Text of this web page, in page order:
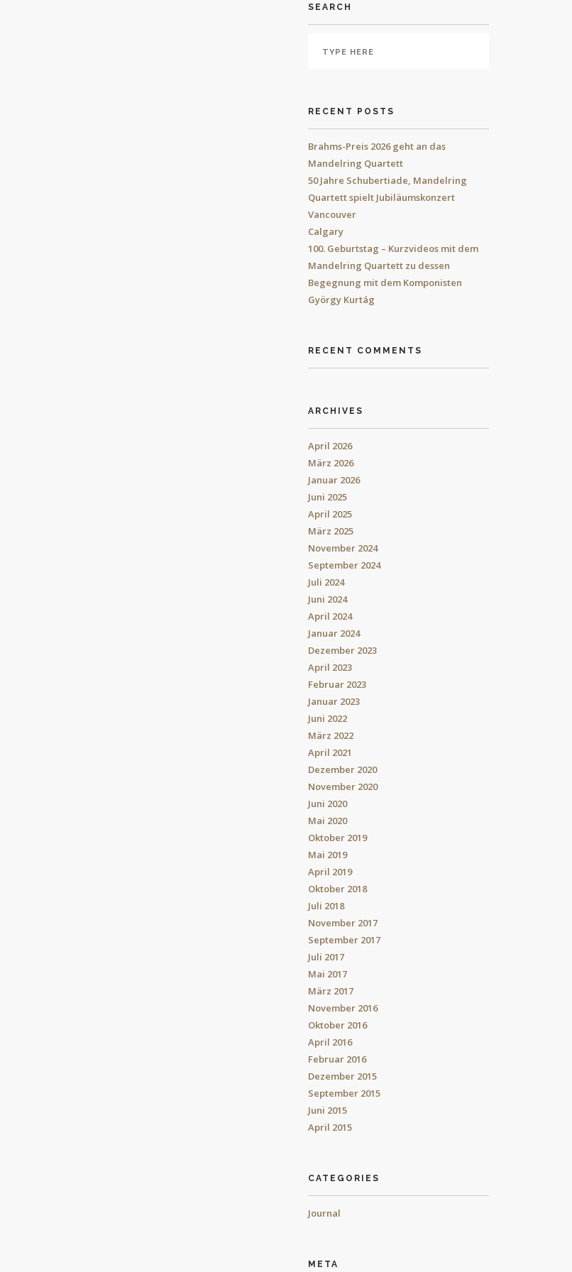
SEARCH
RECENT POSTS
Brahms-Preis 2026 geht an das
Mandelring Quartett
50 Jahre Schubertiade, Mandelring
Quartett spielt Jubiläumskonzert
Vancouver
Calgary
100. Geburtstag – Kurzvideos mit dem
Mandelring Quartett zu dessen
Begegnung mit dem Komponisten
György Kurtág
RECENT COMMENTS
ARCHIVES
April 2026
März 2026
Januar 2026
Juni 2025
April 2025
März 2025
November 2024
September 2024
Juli 2024
Juni 2024
April 2024
Januar 2024
Dezember 2023
April 2023
Februar 2023
Januar 2023
Juni 2022
März 2022
April 2021
Dezember 2020
November 2020
Juni 2020
Mai 2020
Oktober 2019
Mai 2019
April 2019
Oktober 2018
Juli 2018
November 2017
September 2017
Juli 2017
Mai 2017
März 2017
November 2016
Oktober 2016
April 2016
Februar 2016
Dezember 2015
September 2015
Juni 2015
April 2015
CATEGORIES
Journal
META